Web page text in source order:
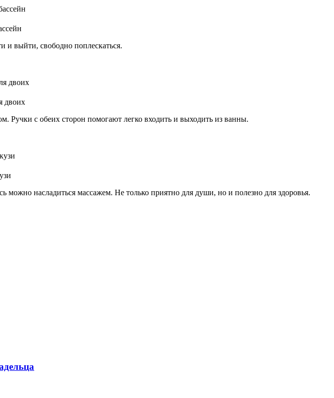
и выйти, свободно поплескаться.
двоих
Ручки с обеих сторон помогают легко входить и выходить из ванны.
можно насладиться массажем. Не только приятно для души, но и полезно для здоровья.